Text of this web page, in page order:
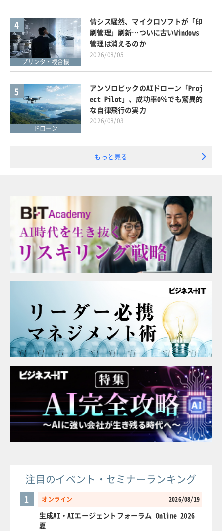
4
プリンタ・複合機
情シス騒然、マイクロソフトが「印
刷管理」刷新…ついに古いWindows
管理は消えるのか
2026/08/05
5
ドローン
アンソロピックのAIドローン「Proj
ect Pilot」、成功率0％でも驚異的
な自律飛行の実力
2026/08/03
もっと見る
注目のイベント・セミナーランキング
オンライン 2026/08/19
1
生成AI・AIエージェントフォーラム Online 2026
夏